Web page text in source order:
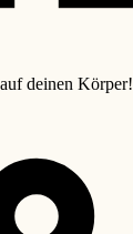
deinen Körper!